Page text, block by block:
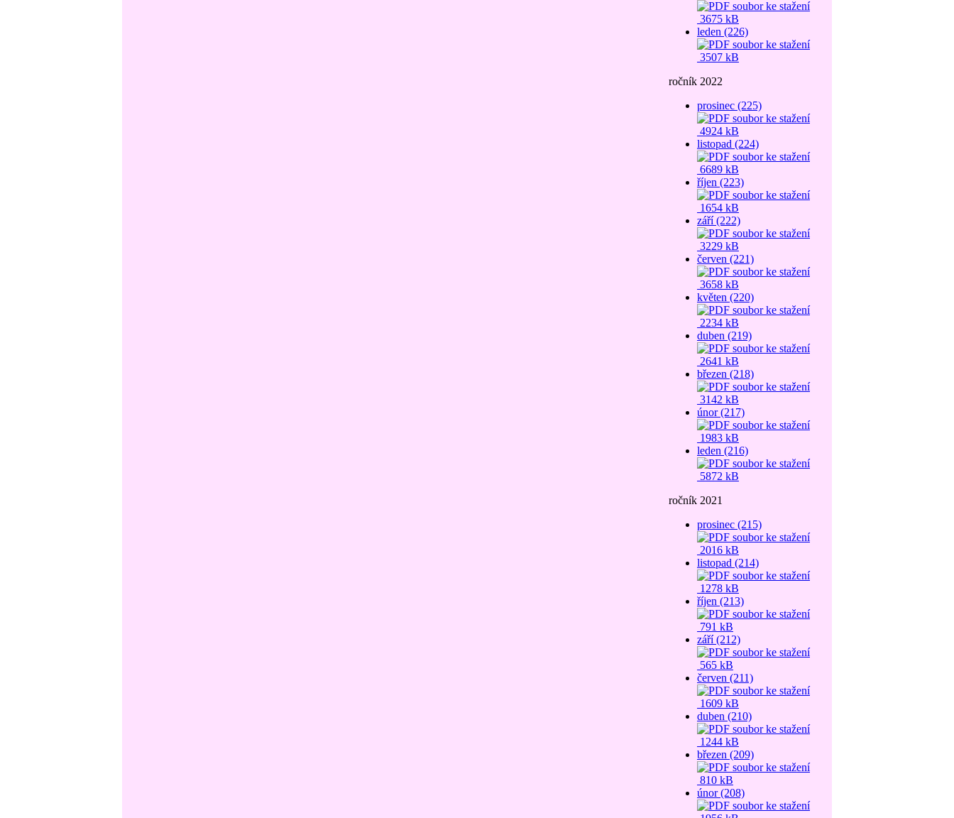
3675 kB
leden (226)
3507 kB
ročník 2022
prosinec (225)
4924 kB
listopad (224)
6689 kB
říjen (223)
1654 kB
září (222)
3229 kB
červen (221)
3658 kB
květen (220)
2234 kB
duben (219)
2641 kB
březen (218)
3142 kB
únor (217)
1983 kB
leden (216)
5872 kB
ročník 2021
prosinec (215)
2016 kB
listopad (214)
1278 kB
říjen (213)
791 kB
září (212)
565 kB
červen (211)
1609 kB
duben (210)
1244 kB
březen (209)
810 kB
únor (208)